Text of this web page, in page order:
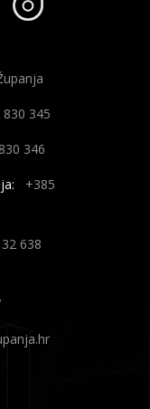
345
346
+385
638